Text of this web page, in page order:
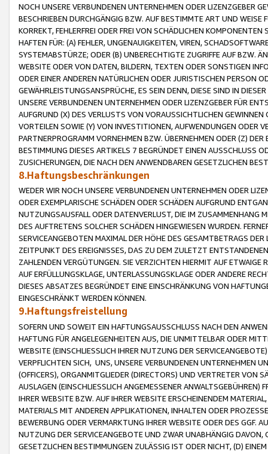
NOCH UNSERE VERBUNDENEN UNTERNEHMEN ODER LIZENZGEBER
BESCHRIEBEN DURCHGÄNGIG BZW. AUF BESTIMMTE ART UND
KORREKT, FEHLERFREI ODER FREI VON SCHÄDLICHEN
HAFTEN FÜR: (A) FEHLER, UNGENAUIGKEITEN, VIREN,
SYSTEMABSTÜRZE; ODER (B) UNBERECHTIGTE ZUGRIFFE AUF BZW.
WEBSITE ODER VON DATEN, BILDERN, TEXTEN ODER SONSTIGEN
ODER EINER ANDEREN NATÜRLICHEN ODER JURISTISCHEN PERSON
GEWÄHRLEISTUNGSANSPRÜCHE, ES SEIN DENN, DIESE SIND IN
UNSERE VERBUNDENEN UNTERNEHMEN ODER LIZENZGEBER FÜR
AUFGRUND (X) DES VERLUSTS VON VORAUSSICHTLICHEN
VORTEILEN SOWIE (Y) VON INVESTITIONEN, AUFWENDUNGEN ODER
PARTNERPROGRAMM VORNEHMEN BZW. ÜBERNEHMEN ODER (Z)
BESTIMMUNG DIESES ARTIKELS 7 BEGRÜNDET EINEN AUSSCHLUSS
ZUSICHERUNGEN, DIE NACH DEN ANWENDBAREN GESETZLICHEN
8.Haftungsbeschränkungen
WEDER WIR NOCH UNSERE VERBUNDENEN UNTERNEHMEN ODER
ODER EXEMPLARISCHE SCHÄDEN ODER SCHÄDEN AUFGRUND
NUTZUNGSAUSFALL ODER DATENVERLUST, DIE IM ZUSAMMENHANG
DES AUFTRETENS SOLCHER SCHÄDEN HINGEWIESEN WURDEN.
SERVICEANGEBOTEN MAXIMAL DER HÖHE DES GESAMTBETRAGS
ZEITPUNKT DES EREIGNISSES, DAS ZU DEM ZULETZT
ZAHLENDEN VERGÜTUNGEN. SIE VERZICHTEN HIERMIT AUF
AUF ERFÜLLUNGSKLAGE, UNTERLASSUNGSKLAGE ODER ANDERE
DIESES ABSATZES BEGRÜNDET EINE EINSCHRÄNKUNG VON
EINGESCHRÄNKT WERDEN KÖNNEN.
9.Haftungsfreistellung
SOFERN UND SOWEIT EIN HAFTUNGSAUSSCHLUSS NACH DEN
HAFTUNG FÜR ANGELEGENHEITEN AUS, DIE UNMITTELBAR ODER
WEBSITE (EINSCHLIESSLICH IHRER NUTZUNG DER
VERPFLICHTEN SICH, UNS, UNSERE VERBUNDENEN UNTERNEHMEN
(OFFICERS), ORGANMITGLIEDER (DIRECTORS) UND VERTRETER VON
AUSLAGEN (EINSCHLIESSLICH ANGEMESSENER
IHRER WEBSITE BZW. AUF IHRER WEBSITE ERSCHEINENDEM
MATERIALS MIT ANDEREN APPLIKATIONEN, INHALTEN ODER
BEWERBUNG ODER VERMARKTUNG IHRER WEBSITE ODER DES GGF.
NUTZUNG DER SERVICEANGEBOTE UND ZWAR UNABHÄNGIG
GESETZLICHEN BESTIMMUNGEN ZULÄSSIG IST ODER NICHT, (D)